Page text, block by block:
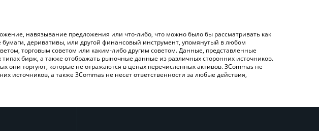
навязывание предложения или что-либо, что можно было бы рассматривать как
деривативы, или другой финансовый инструмент, упомянутый в любом
торговым советом или каким-либо другим советом. Данные, представленные
бирж, а также отображать рыночные данные из различных сторонних источников.
они торгуют, которые не отражаются в ценах перечисленных активов. 3Commas не
источников, а также 3Commas не несет ответственности за любые действия,